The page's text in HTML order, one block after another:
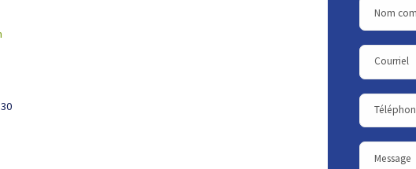
Nom
Courriel
Message